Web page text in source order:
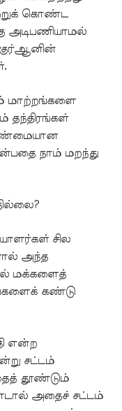
கொண்ட
அடிபணியாமல்
குர்ஆனின்
மாற்றங்களை
தந்திரங்கள்
நாம் மறந்து
சில
அந்த
மக்களைத்
கண்டு
என்ற
சட்டம்
தூண்டும்
அதைச் சட்டம்